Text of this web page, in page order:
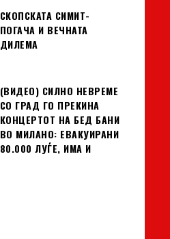
СКОПСКАТА СИМИТ-
ПОГАЧА И ВЕЧНАТА
ДИЛЕМА
(ВИДЕО) СИЛНО НЕВРЕМЕ
СО ГРАД ГО ПРЕКИНА
КОНЦЕРТОТ НА БЕД БАНИ
ВО МИЛАНО: ЕВАКУИРАНИ
80.000 ЛУЃЕ, ИМА И